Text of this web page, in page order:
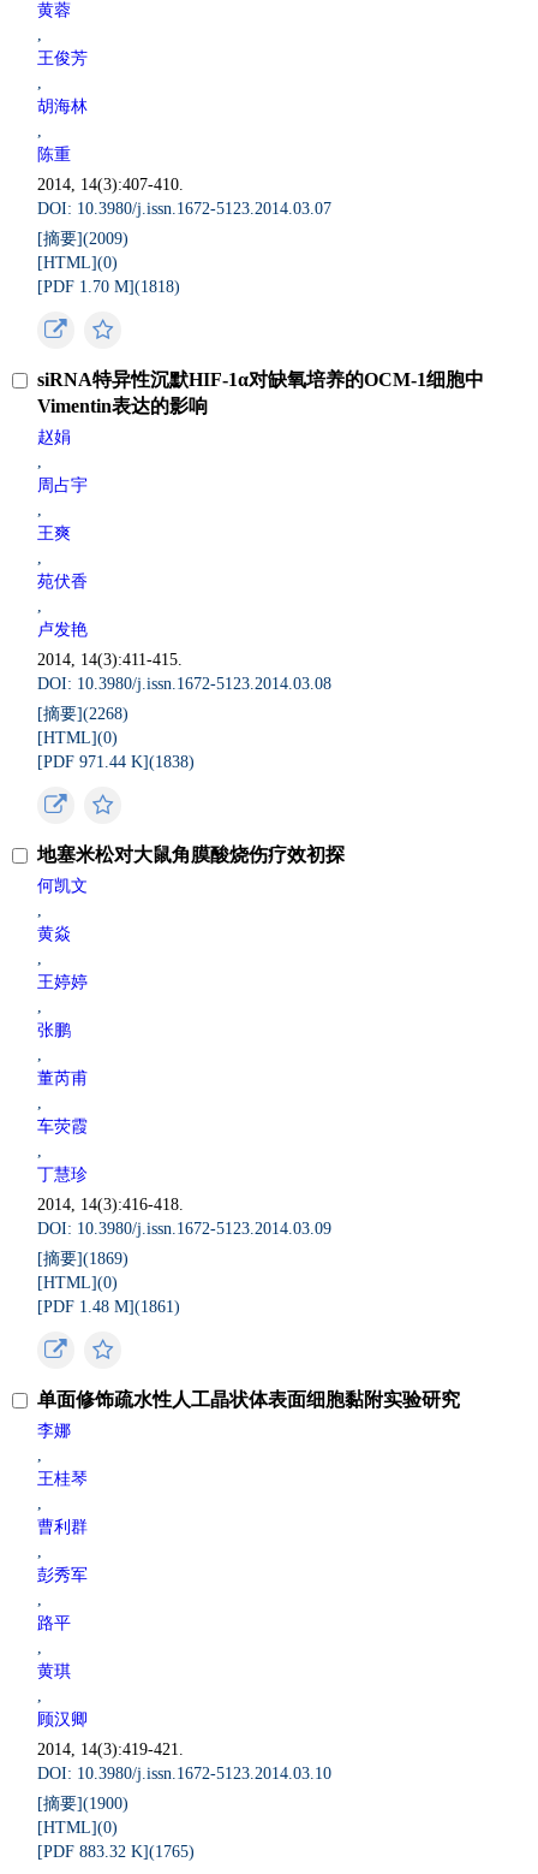
黄蓉
,
王俊芳
,
胡海林
,
陈重
2014, 14(3):407-410.
DOI: 10.3980/j.issn.1672-5123.2014.03.07
[摘要](2009)
[HTML](0)
[PDF 1.70 M](1818)
siRNA特异性沉默HIF-1α对缺氧培养的OCM-1细胞中
Vimentin表达的影响
赵娟
,
周占宇
,
王爽
,
苑伏香
,
卢发艳
2014, 14(3):411-415.
DOI: 10.3980/j.issn.1672-5123.2014.03.08
[摘要](2268)
[HTML](0)
[PDF 971.44 K](1838)
地塞米松对大鼠角膜酸烧伤疗效初探
何凯文
,
黄焱
,
王婷婷
,
张鹏
,
董芮甫
,
车荧霞
,
丁慧珍
2014, 14(3):416-418.
DOI: 10.3980/j.issn.1672-5123.2014.03.09
[摘要](1869)
[HTML](0)
[PDF 1.48 M](1861)
单面修饰疏水性人工晶状体表面细胞黏附实验研究
李娜
,
王桂琴
,
曹利群
,
彭秀军
,
路平
,
黄琪
,
顾汉卿
2014, 14(3):419-421.
DOI: 10.3980/j.issn.1672-5123.2014.03.10
[摘要](1900)
[HTML](0)
[PDF 883.32 K](1765)